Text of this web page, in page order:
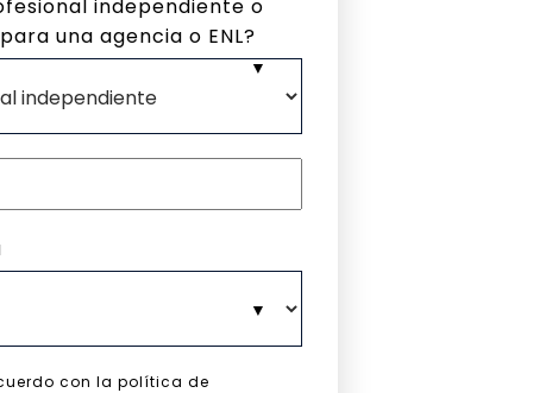
independiente o
una agencia o ENL?
con la política de